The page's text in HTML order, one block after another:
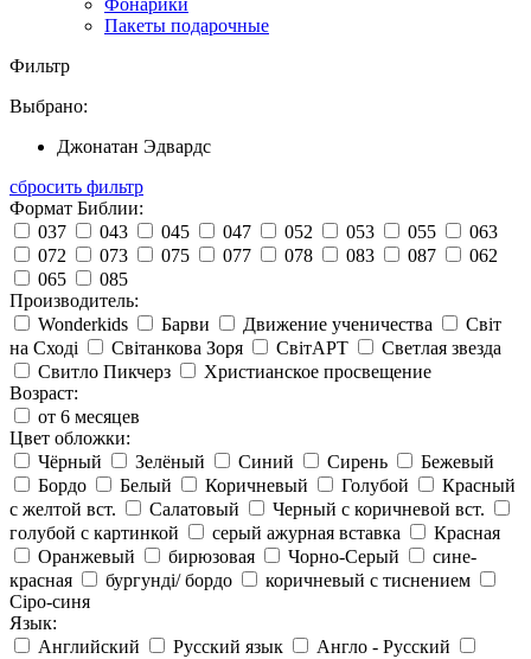
Фонарики
Пакеты подарочные
Фильтр
Выбрано:
Джонатан Эдвардс
сбросить фильтр
Формат Библии:
037
043 045 047 052 053 055
063
072
073 075 077 078 083 087
062
065
085
Производитель:
Wonderkids
Барви Движение ученичества
Світ
на Сході
Світанкова Зоря СвітАРТ
Светлая звезда
Свитло Пикчерз
Христианское просвещение
Возраст:
от 6 месяцев
Цвет обложки:
Чёрный
Зелёный Синий Сирень
Бежевый
Бордо
Белый Коричневый Голубой
Красный
с желтой вст.
Салатовый
Черный с коричневой вст.
голубой с картинкой
серый ажурная вставка
Красная
Оранжевый
бирюзовая Чорно-Серый
сине-
красная
бургунді/ бордо
коричневый с тиснением
Сіро-синя
Язык:
Английский
Русский язык
Англо - Русский